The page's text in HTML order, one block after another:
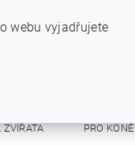
ZVÍŘATA PRO KONĚ
webu vyjadřujete